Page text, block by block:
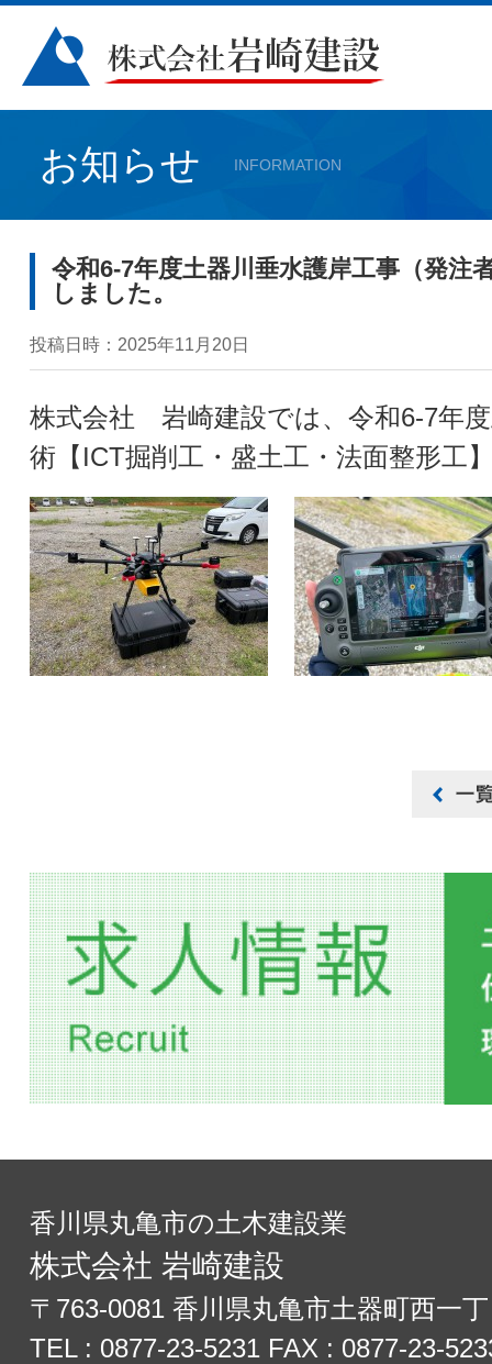
お知らせ INFORMATION
令和6-7年度土器川垂水護岸工事（発注
しました。
投稿日時：2025年11月20日
株式会社 岩崎建設では、令和6-7年
術【ICT掘削工・盛土工・法面整形工
香川県丸亀市の土木建設業
株式会社 岩崎建設
〒763-0081 香川県丸亀市土器町西一
TEL : 0877-23-5231FAX : 0877-23-